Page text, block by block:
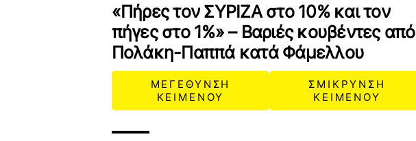
«Πήρες τον ΣΥΡΙΖΑ στο 10% και τον
πήγες στο 1%» – Βαριές κουβέντες από
Πολάκη-Παππά κατά Φάμελλου
ΜΕΓΕΘΥΝΣΗ
ΚΕΙΜΕΝΟΥ
ΣΜΙΚΡΥΝΣΗ
ΚΕΙΜΕΝΟΥ